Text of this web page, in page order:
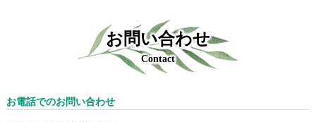
お問い合わせ
Contact
お電話でのお問い合わせ